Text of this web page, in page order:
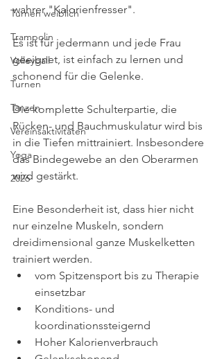
Turnen weiblich
Trampolin
Volleyball
Turnen
Tanzen
Vereinsaktivitäten
Yoga
2026
wahrer "Kalorienfresser".
Es ist für jedermann und jede Frau
geeignet, ist einfach zu lernen und
schonend für die Gelenke.
Die komplette Schulterpartie, die
Rücken- und Bauchmuskulatur wird bis
in die Tiefen mittrainiert. Insbesondere
das Bindegewebe an den Oberarmen
wird gestärkt.
Eine Besonderheit ist, dass hier nicht
nur einzelne Muskeln, sondern
dreidimensional ganze Muskelketten
trainiert werden.
vom Spitzensport bis zu Therapie
einsetzbar
Konditions- und
koordinationssteigernd
Hoher Kalorienverbrauch